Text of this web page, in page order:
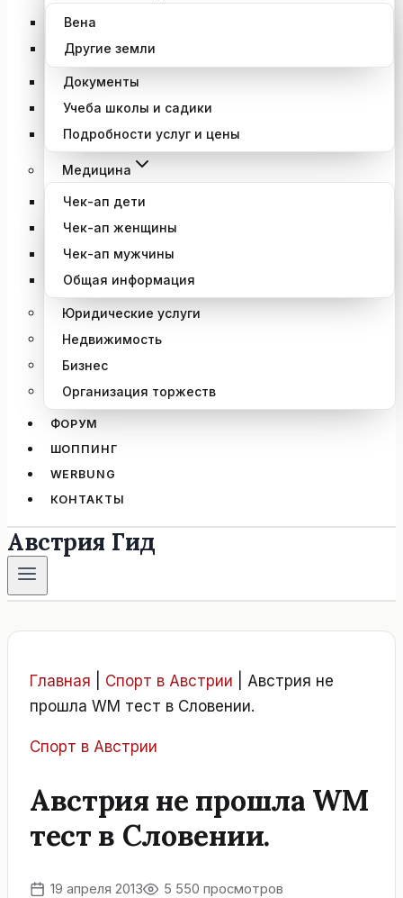
Вена
Другие земли
Документы
Учеба школы и садики
Подробности услуг и цены
Медицина
Чек-ап дети
Чек-ап женщины
Чек-ап мужчины
Общая информация
Юридические услуги
Недвижимость
Бизнес
Организация торжеств
ФОРУМ
ШОППИНГ
WERBUNG
КОНТАКТЫ
Австрия Гид
Главная Спорт в Австрии
Австрия не
прошла WM тест в Словении.
Спорт в Австрии
Австрия не прошла WM
тест в Словении.
19 апреля 2013 5 550 просмотров